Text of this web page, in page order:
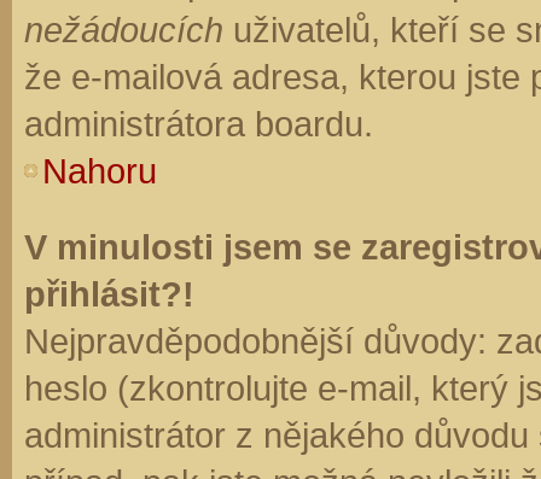
nežádoucích uživatelů, kteří se
že e-mailová adresa, kterou jste
administrátora boardu.
Nahoru
V minulosti jsem se
přihlásit?!
Nejpravděpodobnější důvody:
heslo (zkontrolujte e-mail, který
administrátor z nějakého